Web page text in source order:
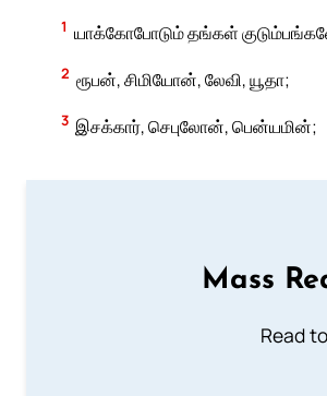
1 யாக்கோபோடும் தங்கள்
2 ரூபன், சிமியோன், லேவி, யூதா;
3 இசக்கார், செபுலோன், பென்யமின்;
Mass
Read